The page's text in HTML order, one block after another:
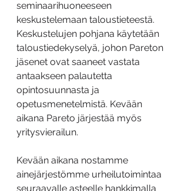
seminaarihuoneeseen
keskustelemaan taloustieteestä.
Keskustelujen pohjana käytetään
taloustiedekyselyä, johon Pareton
jäsenet ovat saaneet vastata
antaakseen palautetta
opintosuunnasta ja
opetusmenetelmistä. Kevään
aikana Pareto järjestää myös
yritysvierailun.
Kevään aikana nostamme
ainejärjestömme urheilutoimintaa
seuraavalle asteelle hankkimalla